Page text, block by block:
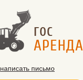
написать письмо